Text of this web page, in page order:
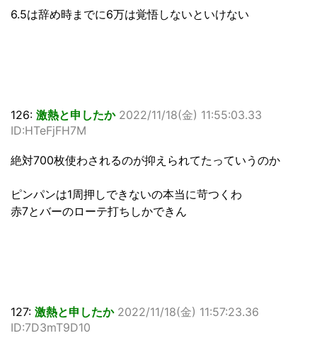
6.5は辞め時までに6万は覚悟しないといけない
126: 激熱と申したか 2022/11/18(金) 11:55:03.33
ID:HTeFjFH7M
絶対700枚使わされるのが抑えられてたっていうのか
ピンパンは1周押しできないの本当に苛つくわ
赤7とバーのローテ打ちしかできん
127: 激熱と申したか 2022/11/18(金) 11:57:23.36
ID:7D3mT9D10